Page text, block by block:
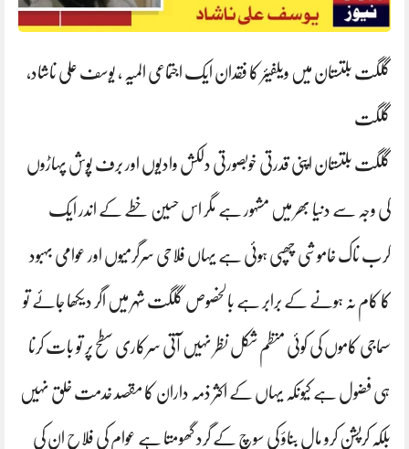
گلگت بلتستان میں ویلفیئر کا فقدان ایک اجتماعی المیہ ، یوسف علی ناشاد،
گلگت
گلگت بلتستان اپنی قدرتی خوبصورتی دلکش وادیوں اور برف پوش پہاڑوں
کی وجہ سے دنیا بھر میں مشہور ہے مگر اس حسین خطے کے اندر ایک
کرب ناک خاموشی چھپی ہوئی ہے یہاں فلاحی سرگرمیوں اور عوامی بہبود
کا کام نہ ہونے کے برابر ہے بالخصوص گلگت شہر میں اگر دیکھا جائے تو
سماجی کاموں کی کوئی منظم شکل نظر نہیں آتی سرکاری سطح پر تو بات کرنا
ہی فضول ہے کیونکہ یہاں کے اکثر ذمہ داران کا مقصد خدمت خلق نہیں
بلکہ کرپشن کرو مال بناؤ کی سوچ کے گرد گھومتا ہے عوام کی فلاح ان کی